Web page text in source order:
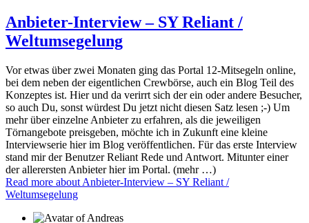
Anbieter-Interview – SY Reliant /
Weltumsegelung
Vor etwas über zwei Monaten ging das Portal 12-Mitsegeln online,
bei dem neben der eigentlichen Crewbörse, auch ein Blog Teil des
Konzeptes ist. Hier und da verirrt sich der ein oder andere Besucher,
so auch Du, sonst würdest Du jetzt nicht diesen Satz lesen ;-) Um
mehr über einzelne Anbieter zu erfahren, als die jeweiligen
Törnangebote preisgeben, möchte ich in Zukunft eine kleine
Interviewserie hier im Blog veröffentlichen. Für das erste Interview
stand mir der Benutzer Reliant Rede und Antwort. Mitunter einer
der allerersten Anbieter hier im Portal. (mehr …)
Read more about Anbieter-Interview – SY Reliant /
Weltumsegelung